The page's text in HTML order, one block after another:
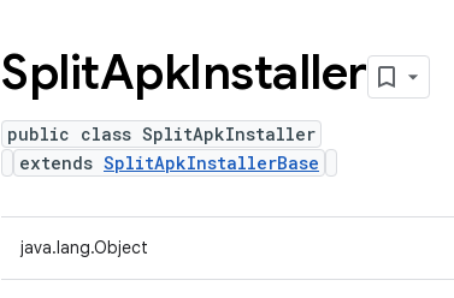
SplitApkInstaller
public class SplitApkInstaller
extends SplitApkInstallerBase
java.lang.Object